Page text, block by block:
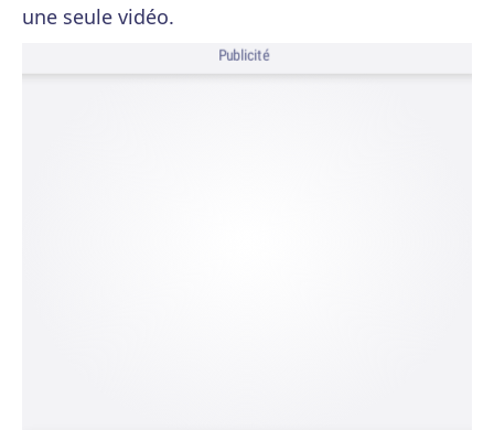
une seule vidéo.
Publicité